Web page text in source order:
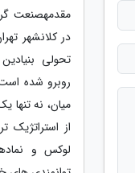
مقدمهصنعت
در کلانشهر
تحولی
روبرو شده
میان، نه تنها
از
لوکس و